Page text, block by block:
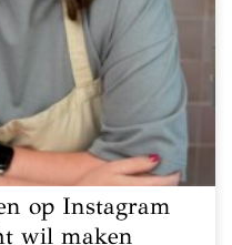
op Instagram
wil maken